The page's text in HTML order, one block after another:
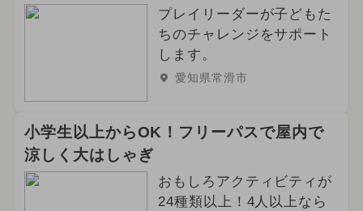
プレイリーダーが子どもた
ちのチャレンジをサポート
します。
愛知県常滑市
小学生以上からOK！フリーパスで屋内で
涼しく大はしゃぎ
おもしろアクティビティが
24種類以上！4人以上なら